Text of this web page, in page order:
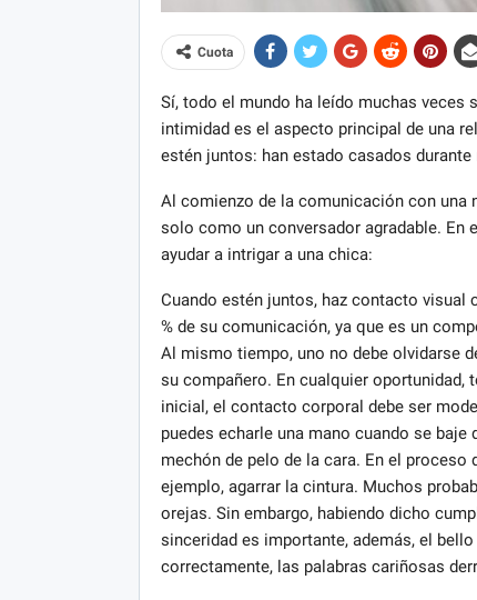
Cuota
Sí, todo el mundo ha leído muchas veces
intimidad es el aspecto principal de una
estén juntos: han estado casados
Al comienzo de la comunicación con una
solo como un conversador agradable. En
ayudar a intrigar a una chica:
Cuando estén juntos, haz contacto visual
% de su comunicación, ya que es un
Al mismo tiempo, uno no debe olvidarse
su compañero. En cualquier oportunidad,
inicial, el contacto corporal debe ser
puedes echarle una mano cuando se
mechón de pelo de la cara. En el
ejemplo, agarrar la cintura. Muchos
orejas. Sin embargo, habiendo dicho
sinceridad es importante, además, el
correctamente, las palabras cariñosas